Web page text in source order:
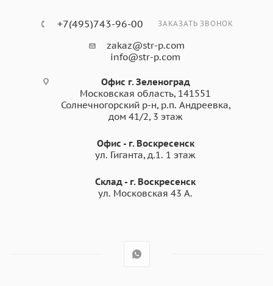
+7(495)743-96-00 ЗАКАЗАТЬ ЗВОНОК
zakaz@str-p.com
info@str-p.com
Офис г. Зеленоград
Московская область, 141551
Солнечногорский р-н, р.п. Андреевка,
дом 41/2, 3 этаж
Офис - г. Воскресенск
ул. Гиганта, д.1. 1 этаж
Склад - г. Воскресенск
ул. Московская 43 А.